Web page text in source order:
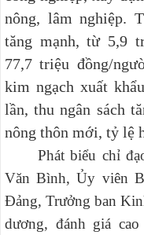
nông, lâm nghiệp.
tăng mạnh, từ 5,9
77,7 triệu đồng/
kim ngạch xuất
lần, thu ngân sách
nông thôn mới, tỷ lệ
Phát biểu chỉ đạo
Văn Bình, Ủy viên
Đảng, Trưởng ban
dương, đánh giá